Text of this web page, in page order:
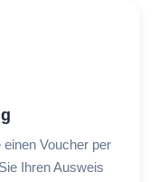
Voucher per
Ihren Ausweis